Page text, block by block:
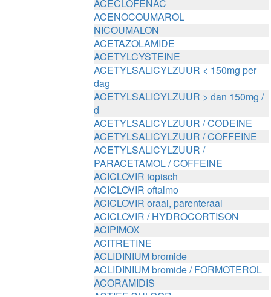
ACECLOFENAC
ACENOCOUMAROL
NICOUMALON
ACETAZOLAMIDE
ACETYLCYSTEINE
ACETYLSALICYLZUUR < 150mg per
dag
ACETYLSALICYLZUUR > dan 150mg /
d
ACETYLSALICYLZUUR / CODEINE
ACETYLSALICYLZUUR / COFFEINE
ACETYLSALICYLZUUR /
PARACETAMOL / COFFEINE
ACICLOVIR topisch
ACICLOVIR oftalmo
ACICLOVIR oraal, parenteraal
ACICLOVIR / HYDROCORTISON
ACIPIMOX
ACITRETINE
ACLIDINIUM bromide
ACLIDINIUM bromide / FORMOTEROL
ACORAMIDIS